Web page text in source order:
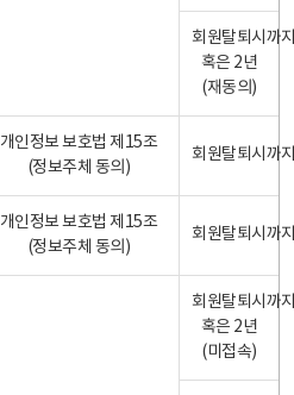
회원탈퇴시까
혹은 2년
(재동의)
개인정보 보호법 제15조
(정보주체 동의)
회원탈퇴시까
개인정보 보호법 제15조
(정보주체 동의)
회원탈퇴시까
회원탈퇴시까
혹은 2년
(미접속)